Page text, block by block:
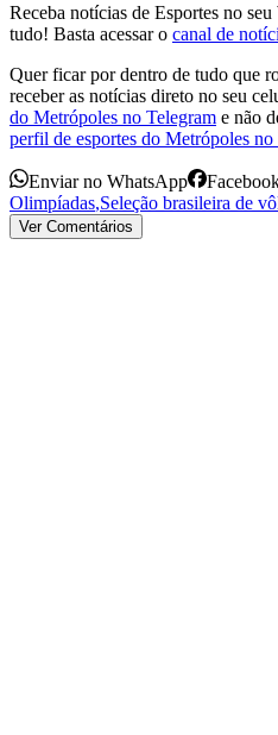
Receba notícias de Esportes no
tudo! Basta acessar o canal de
Quer ficar por dentro de tudo que
receber as notícias direto no seu
do Metrópoles no Telegram e não
perfil de esportes do Metrópoles no
Enviar no WhatsApp
Olimpíadas,Seleção brasileira de
Ver Comentários